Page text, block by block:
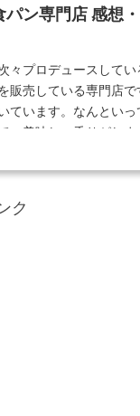
ン専門店 感想
々プロデュースして
販売している専門店
ています。なんとい
、美味しい香りがし
レビューを基に、岸本
ク